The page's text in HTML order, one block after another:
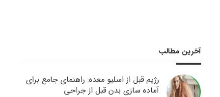
آخرین مطالب
رژیم قبل از اسلیو معده: راهنمای جامع برای
آماده سازی بدن قبل از جراحی